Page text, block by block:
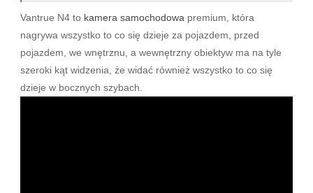
Vantrue N4 to kamera samochodowa premium, która
nagrywa wszystko to co się dzieje za pojazdem, przed
pojazdem, we wnętrznu, a wewnętrzny obiektyw ma na tyle
szeroki kąt widzenia, że widać również wszystko to co się
dzieje w bocznych szybach.